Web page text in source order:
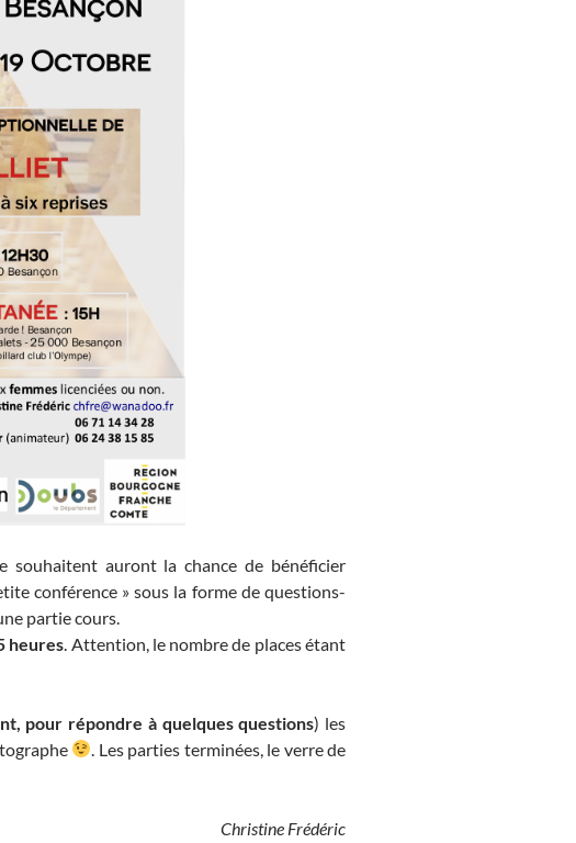
souhaitent auront la chance de bénéficier
conférence » sous la forme de questions-
partie cours.
heures. Attention, le nombre de places étant
pour répondre à quelques questions) les
. Les parties terminées, le verre de
Christine Frédéric